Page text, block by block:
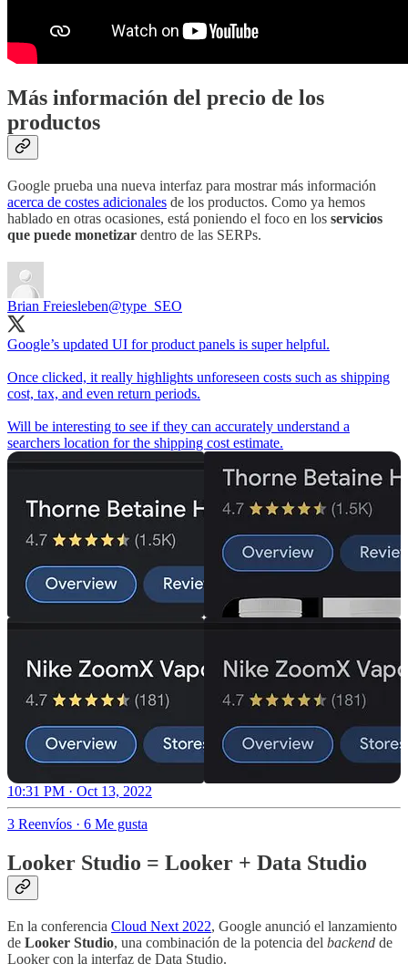
Más información del precio de los
productos
Google prueba una nueva interfaz para mostrar más información
acerca de costes adicionales de los productos. Como ya hemos
hablado en otras ocasiones, está poniendo el foco en los servicios
que puede monetizar dentro de las SERPs.
Brian Freiesleben@type_SEO
Google’s updated UI for product panels is super helpful.
Once clicked, it really highlights unforeseen costs such as shipping
cost, tax, and even return periods.
Will be interesting to see if they can accurately understand a
searchers location for the shipping cost estimate.
10:31 PM · Oct 13, 2022
3 Reenvíos · 6 Me gusta
Looker Studio = Looker + Data Studio
En la conferencia Cloud Next 2022, Google anunció el lanzamiento
de Looker Studio, una combinación de la potencia del backend de
Looker con la interfaz de Data Studio.